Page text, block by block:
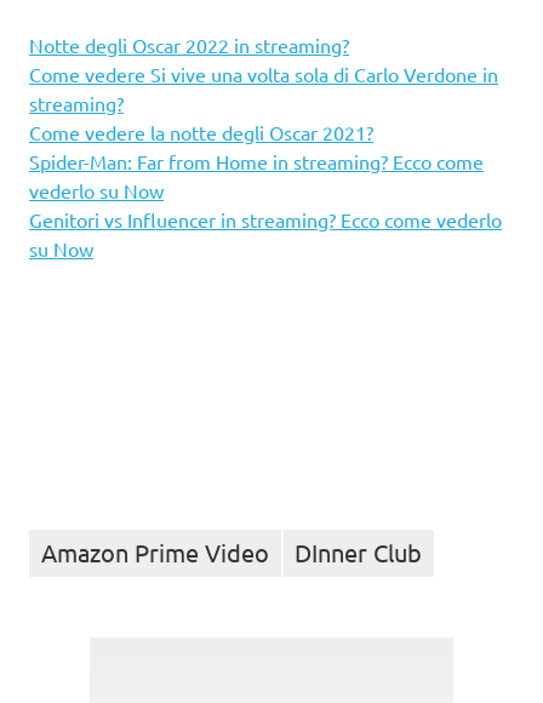
Notte degli Oscar 2022 in streaming?
Come vedere Si vive una volta sola di Carlo Verdone in
streaming?
Come vedere la notte degli Oscar 2021?
Spider-Man: Far from Home in streaming? Ecco come
vederlo su Now
Genitori vs Influencer in streaming? Ecco come vederlo
su Now
Amazon Prime Video DInner Club